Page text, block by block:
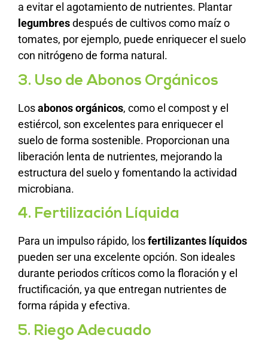
a evitar el agotamiento de nutrientes. Plantar
legumbresdespués de cultivos como maíz o
tomates, por ejemplo, puede enriquecer el suelo
con nitrógeno de forma natural.
3. Uso de Abonos Orgánicos
Losabonos orgánicos, como el compost y el
estiércol, son excelentes para enriquecer el
suelo de forma sostenible. Proporcionan una
liberación lenta de nutrientes, mejorando la
estructura del suelo y fomentando la actividad
microbiana.
4. Fertilización Líquida
Para un impulso rápido, losfertilizantes líquidos
pueden ser una excelente opción. Son ideales
durante periodos críticos como la floración y el
fructificación, ya que entregan nutrientes de
forma rápida y efectiva.
5. Riego Adecuado